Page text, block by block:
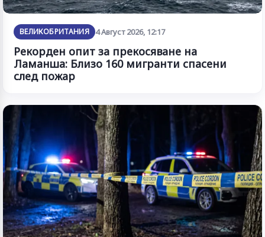
ВЕЛИКОБРИТАНИЯ 4 Август 2026, 12:17
Рекорден опит за прекосяване на
Ламанша: Близо 160 мигранти спасени
след пожар